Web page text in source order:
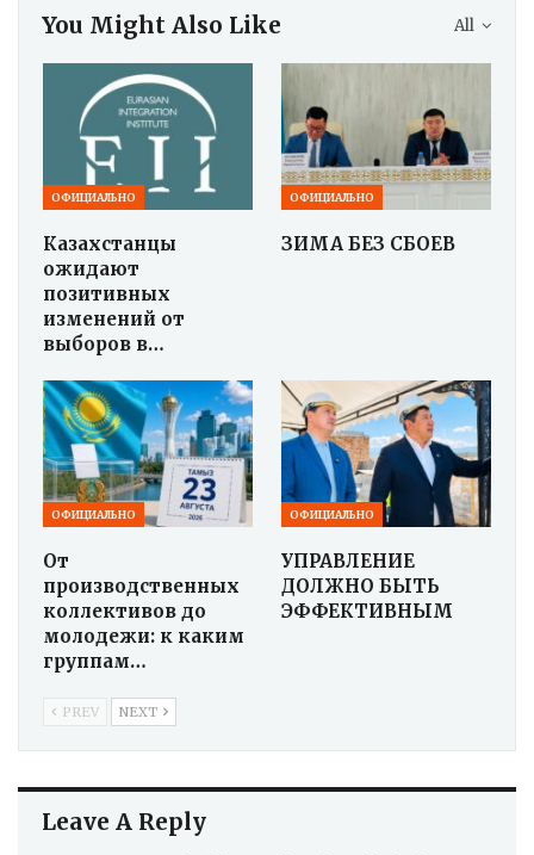
All
You Might Also Like
ОФИЦИАЛЬНО
Казахстанцы
ожидают
позитивных
изменений от
выборов в…
ОФИЦИАЛЬНО
ЗИМА БЕЗ СБОЕВ
ОФИЦИАЛЬНО
От
производственных
коллективов до
молодежи: к каким
группам…
ОФИЦИАЛЬНО
УПРАВЛЕНИЕ
ДОЛЖНО БЫТЬ
ЭФФЕКТИВНЫМ
PREV NEXT
Leave A Reply